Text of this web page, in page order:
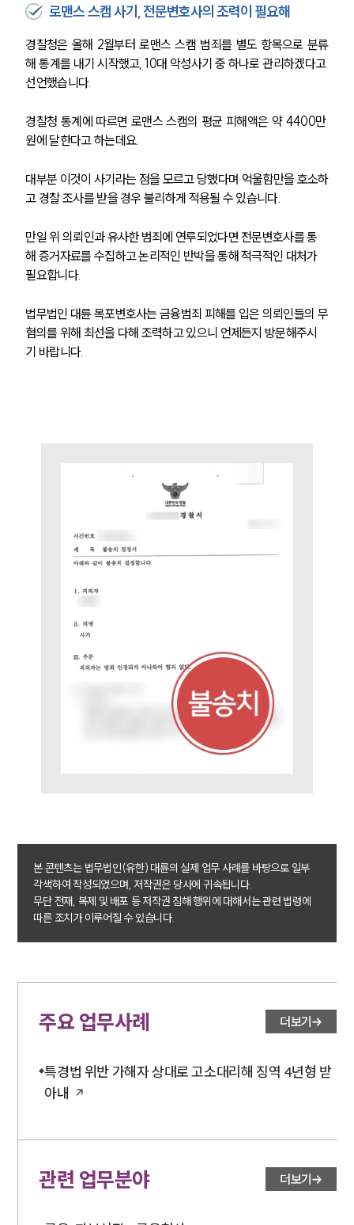
오시는 길
글로벌 파트너 로펌
고객의 소리
통합검색
업무사례
사례분석/최신동향
법률정보
법률지식인
고객후기
금융·자본시장그룹 업무
전체
언론보도
공지사항
뉴스레터/브로슈어
대륜법률상담예약
로맨스 스캠 사기, 전문변호사의 조력이 필요해
경찰청은 올해 2월부터 로맨스 스캠 범죄를 별도 항목으로 분류
해 통계를 내기 시작했고, 10대 악성사기 중 하나로 관리하겠다고
선언했습니다.
경찰청 통계에 따르면 로맨스 스캠의 평균 피해액은 약 4400만
원에 달한다고 하는데요.
대부분 이것이 사기라는 점을 모르고 당했다며 억울함만을 호소하
고 경찰 조사를 받을 경우 불리하게 적용될 수 있습니다.
만일 위 의뢰인과 유사한 범죄에 연루되었다면 전문변호사를 통
해 증거자료를 수집하고 논리적인 반박을 통해 적극적인 대처가
필요합니다.
법무법인 대륜 목포변호사는 금융범죄 피해를 입은 의뢰인들의 무
혐의를 위해 최선을 다해 조력하고 있으니 언제든지 방문해주시
기 바랍니다.
본 콘텐츠는 법무법인(유한) 대륜의 실제 업무 사례를 바탕으로 일부
각색하여 작성되었으며, 저작권은 당사에 귀속됩니다.
무단 전재, 복제 및 배포 등 저작권 침해 행위에 대해서는 관련 법령에
따른 조치가 이루어질 수 있습니다.
주요 업무사례 더보기
특경법 위반 가해자 상대로 고소대리해 징역 4년형 받
아내
관련 업무분야 더보기